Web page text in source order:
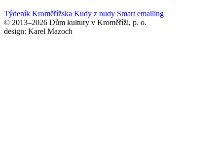
Týdeník Kroměřížska Kudy z nudy Smart emailing
© 2013–2026 Dům kultury v Kroměříži, p. o.
design: Karel Mazoch